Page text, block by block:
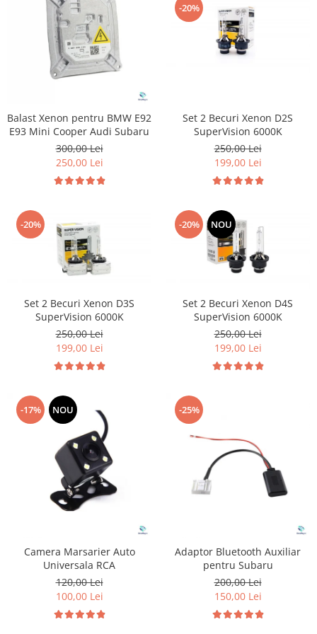
Volkswagen
Diverse
Tuning auto
Kituri reparatie
Valve PCV
Kit reparatie faruri
Adaptoare auxiliare
Produse cu discount de pana la
Eleron Portbagaj
Balast Xenon pentru BMW E92
E93 Mini Cooper Audi Subaru
300,00 Lei
250,00 Lei
-20%
Set 2 Becuri Xenon D2S
SuperVision 6000K
250,00 Lei
199,00 Lei
-20%
Set 2 Becuri Xenon D3S
SuperVision 6000K
250,00 Lei
199,00 Lei
-20% NOU
Set 2 Becuri Xenon D4S
SuperVision 6000K
250,00 Lei
199,00 Lei
-17% NOU
Camera Marsarier Auto
Universala RCA
120,00 Lei
100,00 Lei
-25%
Adaptor Bluetooth Auxiliar
pentru Subaru
200,00 Lei
150,00 Lei